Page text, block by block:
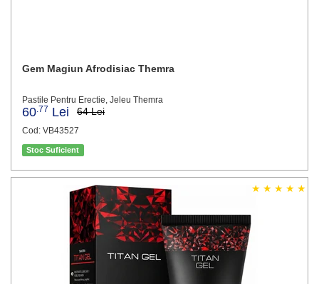
Gem Magiun Afrodisiac Themra
Pastile Pentru Erectie, Jeleu Themra
60 .77 Lei 64 Lei
Cod: VB43527
Stoc Suficient